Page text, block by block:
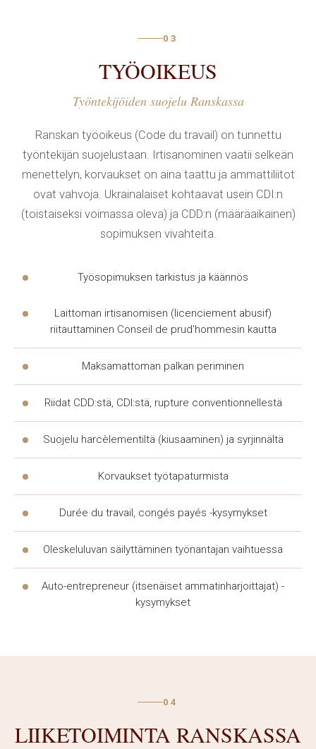
jokaisen asiakkaan mukavuudesta. Kaikki asiakirjat
etukäteen, jotta vältetään yllätyksiä prosessin kaikissa
vaiheissa. Tällainen lähestymistapa vähentää
varmaksi tulevaisuudessa. Oikeudellinenkäytäntö
kattaa edustuksen tuomioistuimissa ja viranomaisissa.
AUTONJURISTIN APU VERKOSSA
JA OIKEUDELLINEN
Voit ottaa yhteyttä kahdella tavalla. Ensimmäinen —
toimistossa, jotta voidaan keskustella asiasta ja
verkossa niille, jotka ovat joutuneet
liikenneonnettomuuteen tai joutuneet riitaan
vakuutuksesta, ilman että heidän tarvitsee poistua
kotoa.Asianajajaselittääoikeudellisetyksityiskohdat
yksinkertaisella kielellä, ilman monimutkaisia termejä.
Verkkotila sopii asiakkaille mistä tahansa Ranskasta.
Oikeudellinen konsultaatio Ranskassa auttaa
arvioimaan asian näkymiä jo ennen toimistoon
läsnäoloa. Tällainen oikeudellisen avun tarjoaminen on
kätevää asiakkaille mistä tahansa kaupungista. Kaikki
asiakasta tapaamisissa ranskalaisten viranomaisten
asiassa — ensimmäisestä kirjeestä oikeudenkäyntiin.
03
TYÖOIKEUS
Työntekijöiden suojelu Ranskassa
Ranskan työoikeus (Code du travail) on tunnettu
työntekijän suojelustaan. Irtisanominen vaatii selkeän
menettelyn, korvaukset on aina taattu ja ammattiliitot
ovat vahvoja. Ukrainalaiset kohtaavat usein CDI:n
(toistaiseksi voimassa oleva) ja CDD:n (määräaikainen)
sopimuksen vivahteita.
Työsopimuksen tarkistus ja käännös
Laittoman irtisanomisen (licenciement abusif)
riitauttaminen Conseil de prud'hommesin kautta
Maksamattoman palkan periminen
Riidat CDD:stä, CDI:stä, rupture conventionnellestä
Suojelu harcèlementiltä (kiusaaminen) ja syrjinnältä
Korvaukset työtapaturmista
Durée du travail, congés payés -kysymykset
Oleskeluluvan säilyttäminen työnantajan vaihtuessa
Auto-entrepreneur (itsenäiset ammatinharjoittajat) -
kysymykset
04
LIIKETOIMINTA RANSKASSA